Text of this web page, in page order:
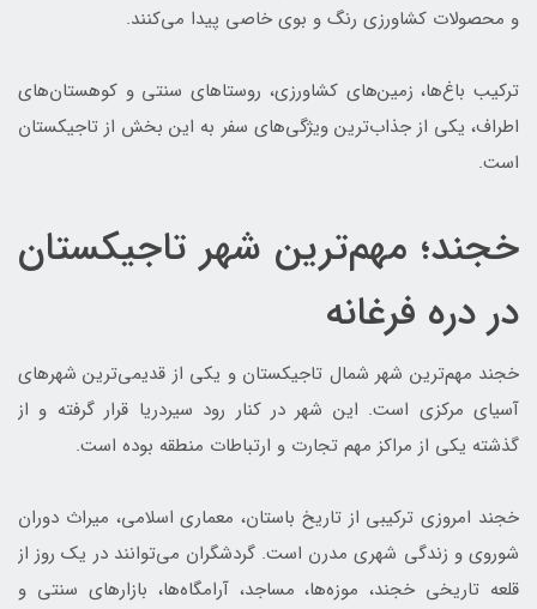
و محصولات کشاورزی رنگ و بوی خاصی پیدا می‌کنند.
ترکیب باغ‌ها، زمین‌های کشاورزی، روستاهای سنتی و کوهستان‌های
اطراف، یکی از جذاب‌ترین ویژگی‌های سفر به این بخش از تاجیکستان
است.
خجند؛ مهم‌ترین شهر تاجیکستان
در دره فرغانه
خجند مهم‌ترین شهر شمال تاجیکستان و یکی از قدیمی‌ترین شهرهای
آسیای مرکزی است. این شهر در کنار رود سیردریا قرار گرفته و از
گذشته یکی از مراکز مهم تجارت و ارتباطات منطقه بوده است.
خجند امروزی ترکیبی از تاریخ باستان، معماری اسلامی، میراث دوران
شوروی و زندگی شهری مدرن است. گردشگران می‌توانند در یک روز از
قلعه تاریخی خجند، موزه‌ها، مساجد، آرامگاه‌ها، بازارهای سنتی و